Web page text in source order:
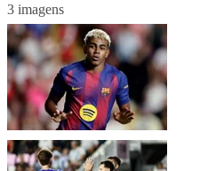
3 imagens